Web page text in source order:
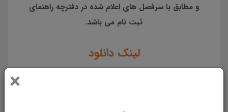
×
و مطابق با سرفصل های اعلام شده در دفترچه راهنمای
ثبت نام می باشد.
لینک دانلود